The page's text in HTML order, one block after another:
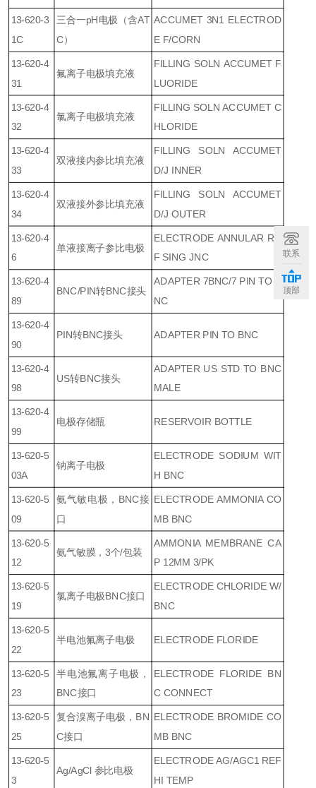
13-620-3
1C
三合一pH电极（含AT
C）
ACCUMET 3N1 ELECTROD
E F/CORN
13-620-4
31
氟离子电极填充液
FILLING SOLN ACCUMET F
LUORIDE
13-620-4
32
氯离子电极填充液
FILLING SOLN ACCUMET C
HLORIDE
13-620-4
33
双液接内参比填充液
FILLING SOLN ACCUMET
D/J INNER
13-620-4
34
双液接外参比填充液
FILLING SOLN ACCUMET
D/J OUTER
13-620-4
6
单液接离子参比电极
ELECTRODE ANNULAR RE
F SING JNC
13-620-4
89
BNC/PIN转BNC接头
ADAPTER 7BNC/7 PIN TO B
NC
13-620-4
90
PIN转BNC接头 ADAPTER PIN TO BNC
13-620-4
98
US转BNC接头
ADAPTER US STD TO BNC
MALE
13-620-4
99
电极存储瓶 RESERVOIR BOTTLE
13-620-5
03A
钠离子电极
ELECTRODE SODIUM WIT
H BNC
13-620-5
09
氨气敏电极，BNC接
口
ELECTRODE AMMONIA CO
MB BNC
13-620-5
12
氨气敏膜，3个/包装
AMMONIA MEMBRANE CA
P 12MM 3/PK
13-620-5
19
氯离子电极BNC接口
ELECTRODE CHLORIDE W/
BNC
13-620-5
22
半电池氟离子电极 ELECTRODE FLORIDE
13-620-5
23
半电池氟离子电极，
BNC接口
ELECTRODE FLORIDE BN
C CONNECT
13-620-5
25
复合溴离子电极，BN
C接口
ELECTRODE BROMIDE CO
MB BNC
13-620-5
3
Ag/AgCl 参比电极
ELECTRODE AG/AGC1 REF
HI TEMP
联系
顶部